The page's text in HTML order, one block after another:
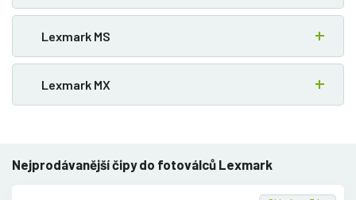
Lexmark MS
Lexmark MX
Nejprodávanější čipy do fotoválců Lexmark